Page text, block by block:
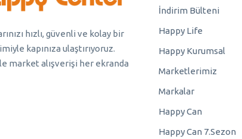
hızlı, güvenli ve kolay bir
kapınıza ulaştırıyoruz.
market alışverişi her ekranda
İndirim Bülteni
Happy Life
Happy Kurumsal
Marketlerimiz
Markalar
Happy Can
Happy Can 7.Sezon